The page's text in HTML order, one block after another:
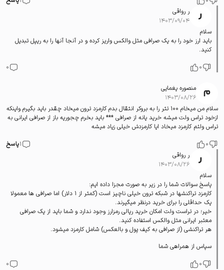
ر رواقی
۱۴۰۳/۰۹/۰۴
سلام
باید ارز خود را به یک صرافی مثل والکس واریز کرده و در آنجا آنها را به ریپل تبدیل
کنید.
0
0
منصوره یغمایی
۱۴۰۳/۰۸/۲۶
سلام من میخام 100 تتر را به بروکر انتقال بدم کارمزد ترون میخاد چقدر باید بگیرم واینکه
ازخود تراس ولت میشه خرید یانه از صرافی *** باید بخرم چجوریه باز از صرافی ایرانی به
تراس ولتم کارمزد میخاد ایا کارمزدش خیلی زیاد میشه
0
1پاسخ
ر رواقی
۱۴۰۳/۰۸/۲۶
سلام
پاسخ سوالات شما را در زیر به صورت مجزا داده ایم:
کارمزد تراکنشها در شبکه ترون خیلی ناچیز است (کمتر از 1 دلار) اما صرافی ها معمولا
یک حداقلی را برای خرید درنظر میگیرند.
خیر؛ در تراست ولت امکان خرید ریالی رمزارز وجود ندارد و شما باید از یک صرافی
معتبر ایرانی مثل والکس استفاده کنید.
هر تراکنشی (از صرافی به کیف پول و بالعکس) شامل کارمزد میشود.
سپاس از همراهی شما
0
0